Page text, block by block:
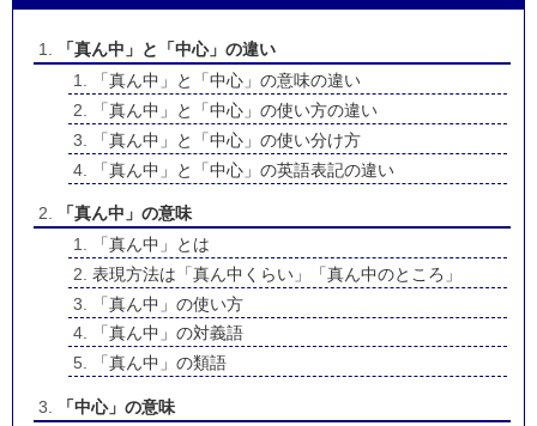
「真ん中」と「中心」の違い
「真ん中」と「中心」の意味の違い
「真ん中」と「中心」の使い方の違い
「真ん中」と「中心」の使い分け方
「真ん中」と「中心」の英語表記の違い
「真ん中」の意味
「真ん中」とは
表現方法は「真ん中くらい」「真ん中のところ」
「真ん中」の使い方
「真ん中」の対義語
「真ん中」の類語
「中心」の意味